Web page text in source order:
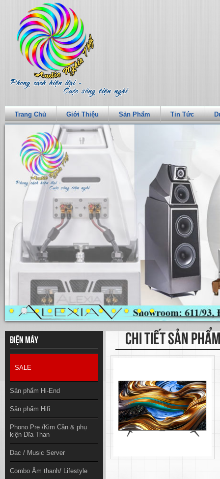
Trang Chủ Giới Thiệu Sản Phẩm Tin Tức
Điện máy
SALE
Sản phẩm Hi-End
Sản phẩm Hifi
Phono Pre /Kim Cần & phụ
kiện Đĩa Than
Dac / Music Server
Combo Âm thanh/ Lifestyle
CHI TIẾT SẢN PHẨM